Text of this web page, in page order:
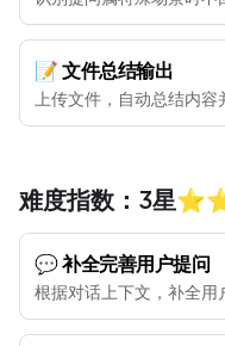
📝 文件总结输出
上传文件，自动总结内
难度指数：3星
💬 补全完善用户提问
根据对话上下文，补全用